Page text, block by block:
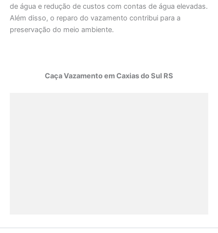
de água e redução de custos com contas de água elevadas.
Além disso, o reparo do vazamento contribui para a
preservação do meio ambiente.
Caça Vazamento em Caxias do Sul RS